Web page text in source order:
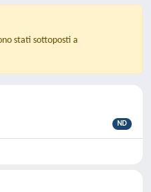
stati sottoposti a
ND